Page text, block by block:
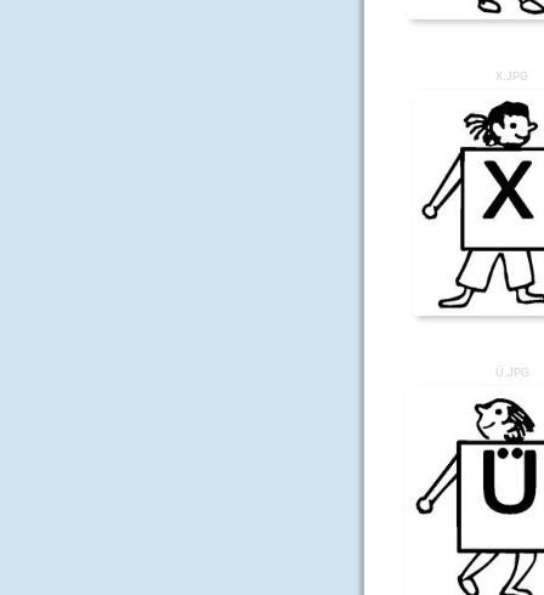
X.JPG
Ü.JPG